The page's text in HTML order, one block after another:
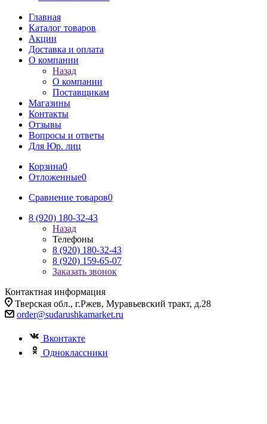
Главная
Каталог товаров
Акции
Доставка и оплата
О компании
Назад
О компании
Поставщикам
Магазины
Контакты
Отзывы
Вопросы и ответы
Для Юр. лиц
Корзина0
Отложенные0
Сравнение товаров0
8 (920) 180-32-43
Назад
Телефоны
8 (920) 180-32-43
8 (920) 159-65-07
Заказать звонок
Контактная информация
Тверская обл., г.Ржев, Муравьевский тракт, д.28
order@sudarushkamarket.ru
Вконтакте
Одноклассники